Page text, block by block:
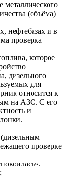
металлического
(объёма)
нефтебазах и в
проверка
которое
дизельного
для
относится к
на АЗС. С его
и
проверке